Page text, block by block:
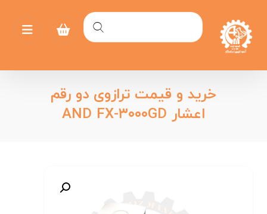
خرید و قیمت ترازوی دو رقم
اعشار AND FX-۳۰۰۰GD